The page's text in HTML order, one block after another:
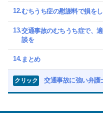
むちうち症の慰謝料で損を
交通事故のむちうち症で、
談を
まとめ
クリック 交通事故に強い弁護